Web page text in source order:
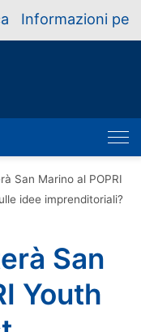
Informazioni per
San Marino al POPRI
idee imprenditoriali?
San
Youth